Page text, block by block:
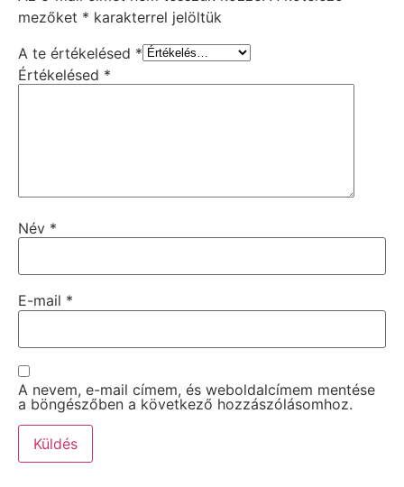
mezőket * karakterrel jelöltük
A te értékelésed *
Értékelésed *
Név *
E-mail *
A nevem, e-mail címem, és weboldalcímem mentése
a böngészőben a következő hozzászólásomhoz.